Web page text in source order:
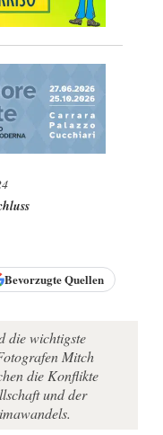
Bevorzugte Quellen
die wichtigste
Mitch
die Konflikte
und der